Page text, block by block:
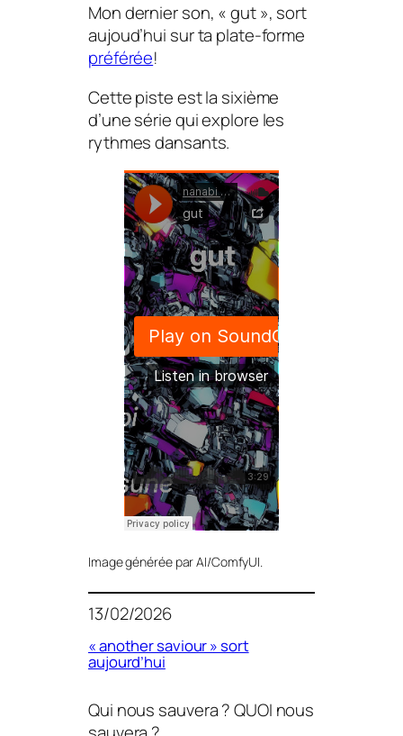
Mon dernier son, « gut », sort
aujoud’hui sur ta plate-forme
préférée!
Cette piste est la sixième
d’une série qui explore les
rythmes dansants.
Image générée par AI/ComfyUI.
13/02/2026
« another saviour » sort
aujourd’hui
Qui nous sauvera ? QUOI nous